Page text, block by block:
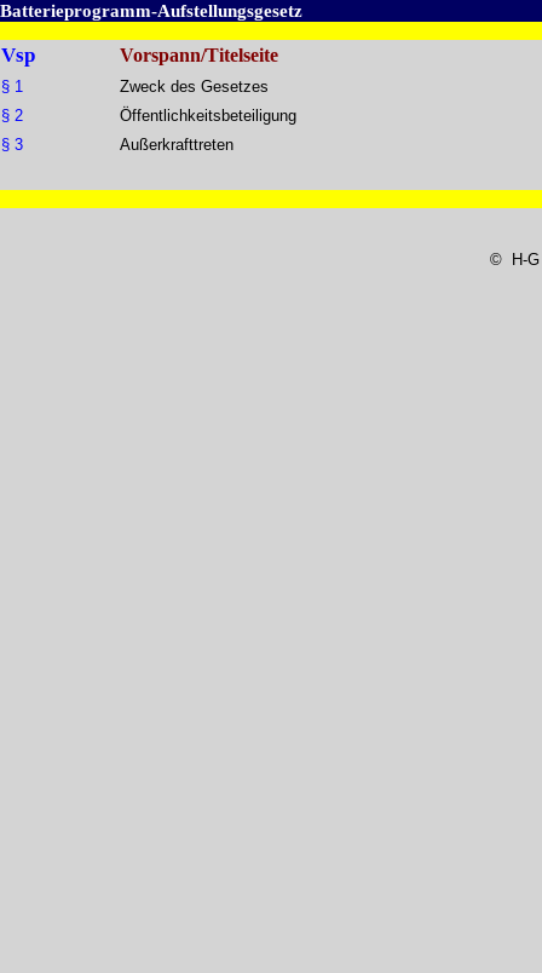
Batterieprogramm-Aufstellungsgesetz
Vsp Vorspann/Titelseite
§ 1
§ 2
§ 3
Zweck des Gesetzes
Öffentlichkeitsbeteiligung
Außerkrafttreten
© H-G